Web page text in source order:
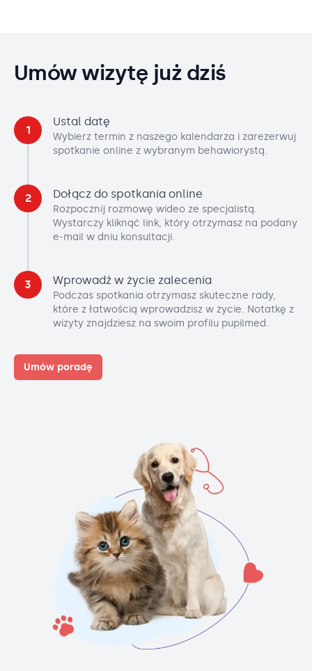
Umów wizytę już dziś
1
Ustal datę
Wybierz termin z naszego kalendarza i zarezerwuj
spotkanie online z wybranym behawiorystą.
2 Dołącz do spotkania online
Rozpocznij rozmowę wideo ze specjalistą.
Wystarczy kliknąć link, który otrzymasz na podany
e-mail w dniu konsultacji.
3 Wprowadź w życie zalecenia
Podczas spotkania otrzymasz skuteczne rady,
które z łatwością wprowadzisz w życie. Notatkę z
wizyty znajdziesz na swoim profilu pupilmed.
Umów poradę